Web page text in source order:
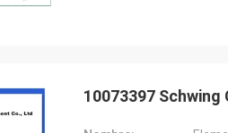
10073397